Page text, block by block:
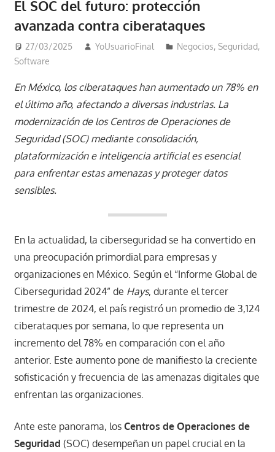
El SOC del futuro: protección
avanzada contra ciberataques
27/03/2025 YoUsuarioFinal Negocios,Seguridad,
Software
En México, los ciberataques han aumentado un 78% en
el último año, afectando a diversas industrias. La
modernización de los Centros de Operaciones de
Seguridad (SOC) mediante consolidación,
plataformización e inteligencia artificial es esencial
para enfrentar estas amenazas y proteger datos
sensibles.​
En la actualidad, la ciberseguridad se ha convertido en
una preocupación primordial para empresas y
organizaciones en México. Según el “Informe Global de
Ciberseguridad 2024” de Hays, durante el tercer
trimestre de 2024, el país registró un promedio de 3,124
ciberataques por semana, lo que representa un
incremento del 78% en comparación con el año
anterior. Este aumento pone de manifiesto la creciente
sofisticación y frecuencia de las amenazas digitales que
enfrentan las organizaciones.​
Ante este panorama, los Centros de Operaciones de
Seguridad (SOC) desempeñan un papel crucial en la